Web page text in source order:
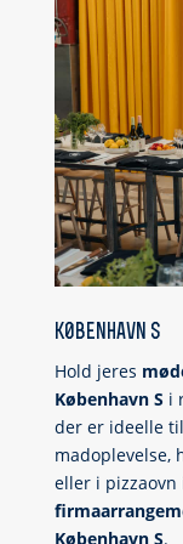
k0benhavn s
Hold jeres
København S i
der er ideelle
madoplevelse,
eller i
København S.